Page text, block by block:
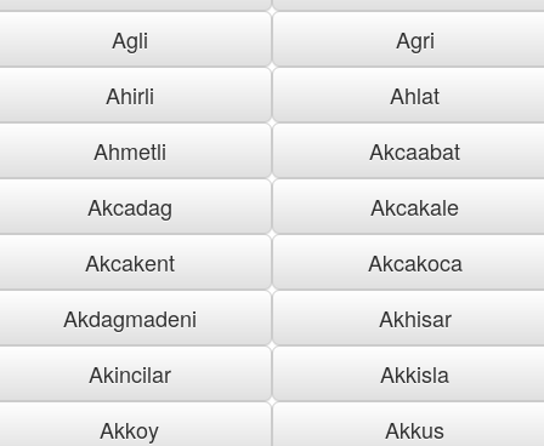
Agli
Agri
Ahirli
Ahlat
Ahmetli
Akcaabat
Akcadag
Akcakale
Akcakent
Akcakoca
Akdagmadeni
Akhisar
Akincilar
Akkisla
Akkoy
Akkus